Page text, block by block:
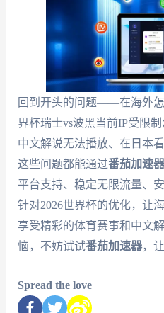
回到开头的问题——在海外
界杯瑞士vs波黑当前IP受限
中文解说无法播放、在日本
这些问题都能通过番茄加速器
平台支持、稳定无限流量、
针对2026世界杯的优化，让
享受精彩的体育赛事和中文
恼，不妨试试番茄加速器，
Spread the love